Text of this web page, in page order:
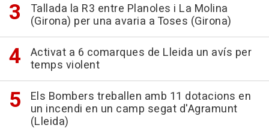
Tallada la R3 entre Planoles i La Molina
(Girona) per una avaria a Toses (Girona)
Activat a 6 comarques de Lleida un avís per
temps violent
Els Bombers treballen amb 11 dotacions en
un incendi en un camp segat d'Agramunt
(Lleida)